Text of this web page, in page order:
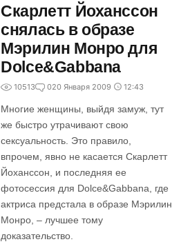
Скарлетт Йоханссон
снялась в образе
Мэрилин Монро для
Dolce&Gabbana
10513 020 Января 2009 12:43
Многие женщины, выйдя замуж, тут
же быстро утрачивают свою
сексуальность. Это правило,
впрочем, явно не касается Скарлетт
Йоханссон, и последняя ее
фотосессия для Dolce&Gabbana, где
актриса предстала в образе Мэрилин
Монро, – лучшее тому
доказательство.